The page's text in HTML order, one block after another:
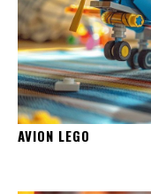
AVION LEGO